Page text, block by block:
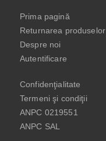
Prima pagină
Returnarea produselor
Despre noi
Autentificare
Confidenţialitate
Termeni şi condiţii
ANPC 0219551
ANPC SAL